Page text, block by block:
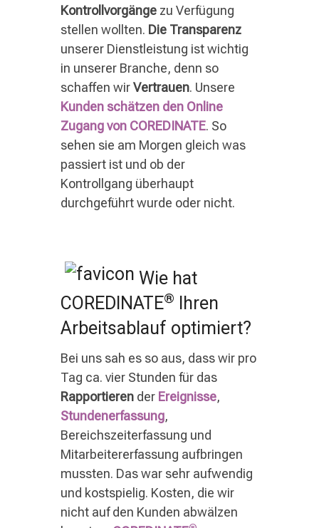
Kontrollvorgänge zu Verfügung
stellen wollten. Die Transparenz
unserer Dienstleistung ist wichtig
in unserer Branche, denn so
schaffen wirVertrauen. Unsere
Kunden schätzen den Online
Zugang von COREDINATE. So
sehen sie am Morgen gleich was
passiert ist und ob der
Kontrollgang überhaupt
durchgeführt wurde oder nicht.
Wie hat
COREDINATE®
Ihren
Arbeitsablauf optimiert?
Bei uns sah es so aus, dass wir pro
Tag ca. vier Stunden für das
Rapportieren der Ereignisse,
Stundenerfassung,
Bereichszeiterfassung und
Mitarbeitererfassung aufbringen
mussten. Das war sehr aufwendig
und kostspielig. Kosten, die wir
nicht auf den Kunden abwälzen